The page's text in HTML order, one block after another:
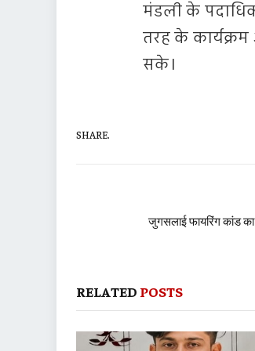
मंडली के
तरह के
सके।
SHARE.
जुगसलाई फायरिंग कांड का
RELATED POSTS